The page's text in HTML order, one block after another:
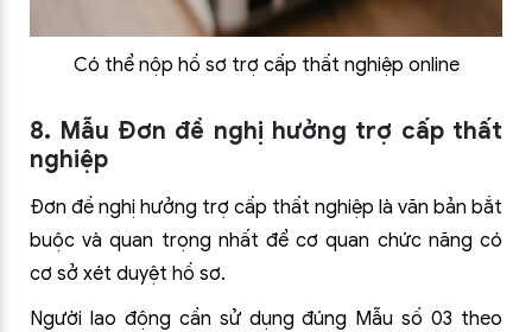
Có thể nộp hồ sơ trợ cấp thất nghiệp online
8. Mẫu Đơn đề nghị hưởng trợ cấp thất
nghiệp
Đơn đề nghị hưởng trợ cấp thất nghiệp là văn bản bắt
buộc và quan trọng nhất để cơ quan chức năng có
cơ sở xét duyệt hồ sơ.
Người lao động cần sử dụng đúng Mẫu số 03 theo